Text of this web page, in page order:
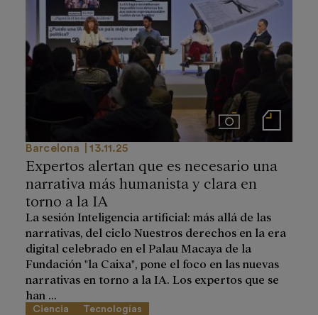
ImágenesNotas de prensa
Barcelona 13.11.25
Expertos alertan que es necesario una
narrativa más humanista y clara en
torno a la IA
La sesión Inteligencia artificial: más allá de las
narrativas, del ciclo Nuestros derechos en la era
digital celebrado en el Palau Macaya de la
Fundación "la Caixa", pone el foco en las nuevas
narrativas en torno a la IA. Los expertos que se
han ...
Ciencia Tecnologías